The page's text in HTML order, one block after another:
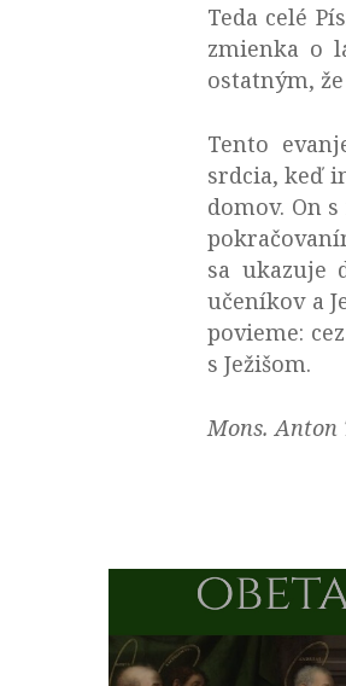
Teda celé
zmienka o
ostatným,
Tento
srdcia, keď
domov. On
sa ukazuje
učeníkov a
povieme:
s Ježišom.
Mons. Anton